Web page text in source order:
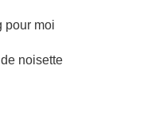
pour moi
noisette